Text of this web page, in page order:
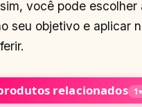
você pode escolher
seu objetivo e aplicar
relacionados 1▾